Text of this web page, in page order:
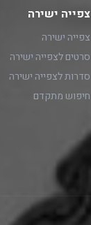
צפייה ישירה
צפייה ישירה
סרטים לצפייה ישירה
סדרות לצפייה ישירה
חיפוש מתקדם